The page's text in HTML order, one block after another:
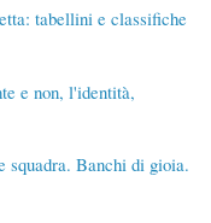
tabellini e classifiche
e non, l'identità,
squadra. Banchi di gioia.